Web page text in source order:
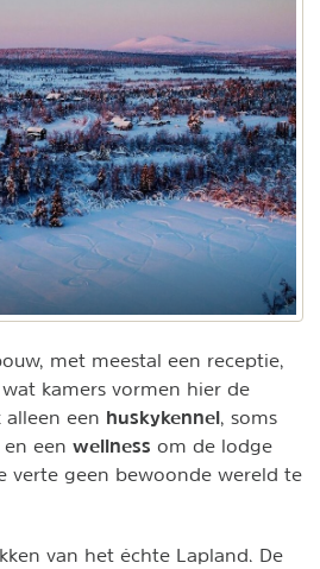
met meestal een receptie,
kamers vormen hier de
alleen een huskykennel , soms
en een wellness om de lodge
verte geen bewoonde wereld te
van het échte Lapland. De